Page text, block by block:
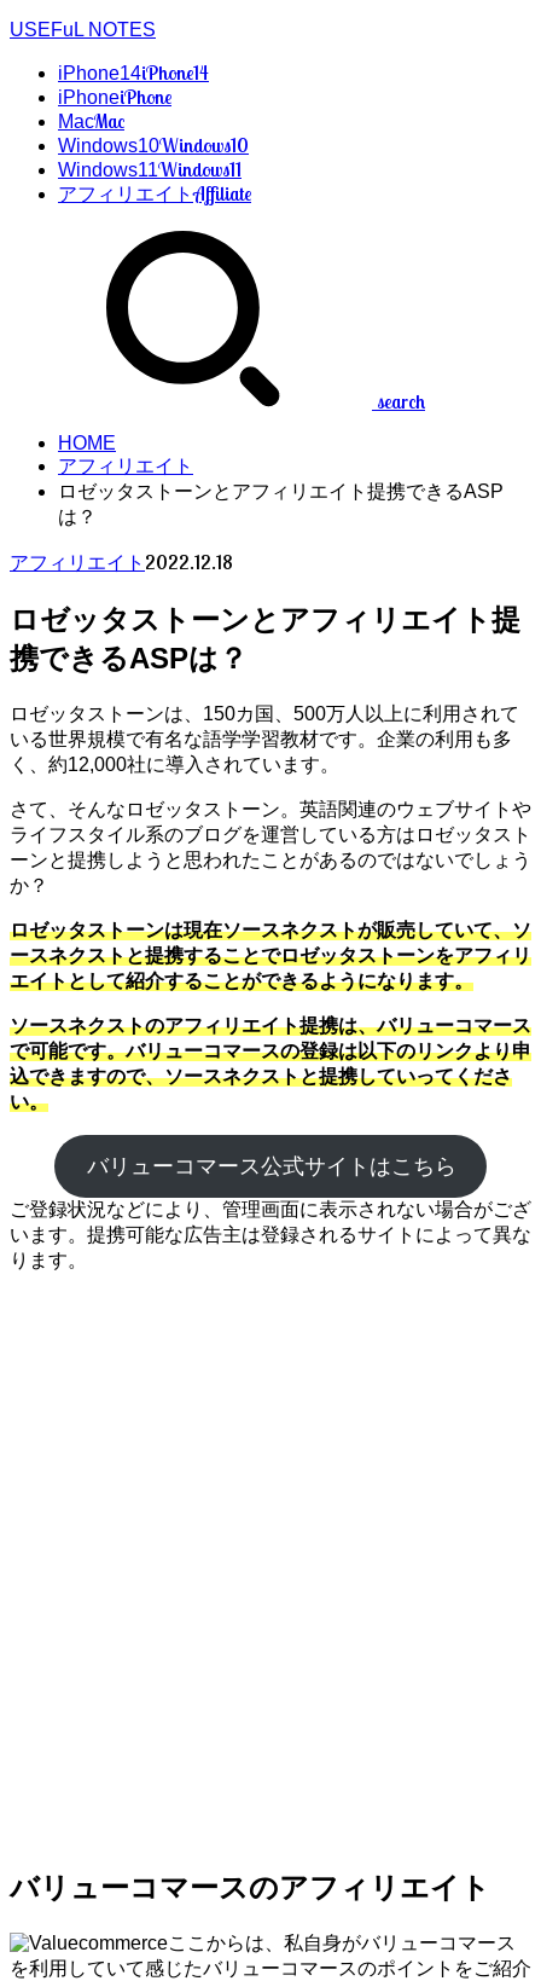
USEFuL NOTES
iPhone14iPhone14
iPhoneiPhone
MacMac
Windows10Windows10
Windows11Windows11
アフィリエイトAffiliate
search
HOME
アフィリエイト
ロゼッタストーンとアフィリエイト提携できるASP
は？
アフィリエイト 2022.12.18
ロゼッタストーンとアフィリエイト提
携できるASPは？
ロゼッタストーンは、150カ国、500万人以上に利用されて
いる世界規模で有名な語学学習教材です。企業の利用も多
く、約12,000社に導入されています。
さて、そんなロゼッタストーン。英語関連のウェブサイトや
ライフスタイル系のブログを運営している方はロゼッタスト
ーンと提携しようと思われたことがあるのではないでしょう
か？
ロゼッタストーンは現在ソースネクストが販売していて、ソ
ースネクストと提携することでロゼッタストーンをアフィリ
エイトとして紹介することができるようになります。
ソースネクストのアフィリエイト提携は、バリューコマース
で可能です。バリューコマースの登録は以下のリンクより申
込できますので、ソースネクストと提携していってくださ
い。
バリューコマース公式サイトはこちら
ご登録状況などにより、管理画面に表示されない場合がござ
います。提携可能な広告主は登録されるサイトによって異な
ります。
バリューコマースのアフィリエイト
ここからは、私自身がバリューコマース
を利用していて感じたバリューコマースのポイントをご紹介